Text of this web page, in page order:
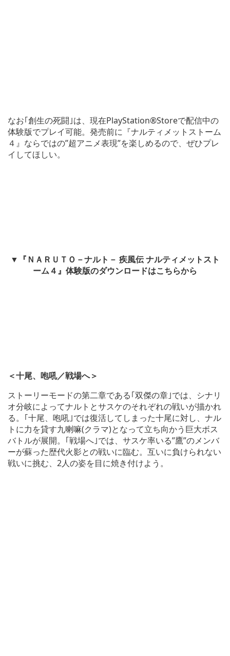
なお｢創生の死闘｣は、現在PlayStation®Storeで配信中の
体験版でプレイ可能。発売前に『ナルティメットストーム
４』ならではの”超アニメ表現”を楽しめるので、ぜひプレ
イしてほしい。
▼『ＮＡＲＵＴＯ－ナルト－ 疾風伝 ナルティメットスト
ーム４』体験版のダウンロードはこちらから
＜十尾、咆吼／戦場へ＞
ストーリーモードの第二章である｢双傑の章｣では、シナリ
オ分岐によってナルトとサスケのそれぞれの戦いが描かれ
る。｢十尾、咆吼｣では復活してしまった十尾に対し、ナル
トに力を貸す九喇嘛(クラマ)となって立ち向かう巨大ボス
バトルが展開。｢戦場へ｣では、サスケ率いる”鷹”のメンバ
ーが蘇った歴代火影との戦いに臨む。互いに負けられない
戦いに挑む、2人の姿を目に焼き付けよう。